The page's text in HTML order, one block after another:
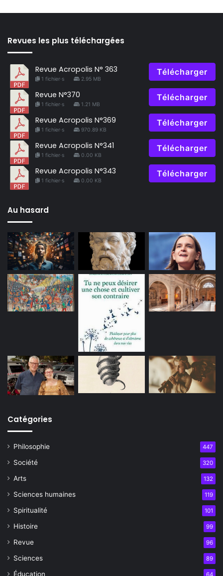
Revues les plus téléchargées
Revue Acropolis N° 363
1 fichier·s 2.95 MB
Télécharger
Revue N°370
1 fichier·s 1.21 MB
Télécharger
Revue Acropolis N°369
1 fichier·s 970.89 KB
Télécharger
Revue Acropolis N°341
1 fichier·s 0.00 KB
Télécharger
Revue Acropolis N°343
1 fichier·s 0.00 KB
Télécharger
Au hasard
Catégories
Philosophie 447
Société 320
Arts 132
Sciences humaines 119
Spiritualité 101
Histoire 99
Revue 96
Sciences 89
Éducation